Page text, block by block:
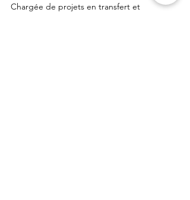
Chargée de projets en transfert et